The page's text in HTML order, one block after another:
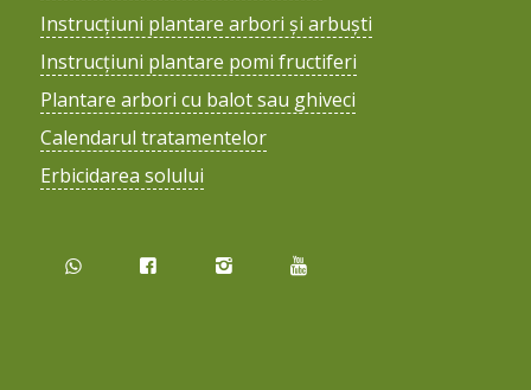
Instrucțiuni plantare arbori și arbuști
Instrucțiuni plantare pomi fructiferi
Plantare arbori cu balot sau ghiveci
Calendarul tratamentelor
Erbicidarea solului